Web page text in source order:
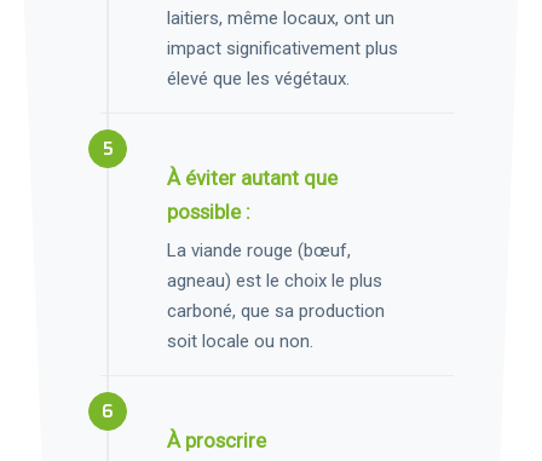
laitiers, même locaux, ont un
impact significativement plus
élevé que les végétaux.
À éviter autant que
possible :
La viande rouge (bœuf,
agneau) est le choix le plus
carboné, que sa production
soit locale ou non.
À proscrire